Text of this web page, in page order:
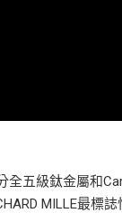
全五級鈦金屬和
MILLE最標